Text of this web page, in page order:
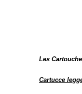
Les
Cartucce